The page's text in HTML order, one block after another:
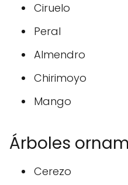
Ciruelo
Peral
Almendro
Chirimoyo
Mango
Árboles
Cerezo